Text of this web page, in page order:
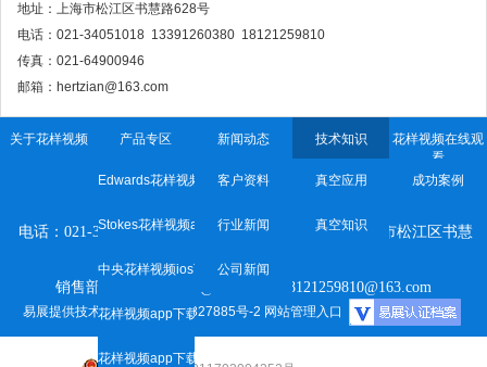
地址：上海市松江区书慧路628号
电话：021-34051018 13391260380 18121259810
传真：021-64900946
邮箱：hertzian@163.com
关于花样视频 产品专区
Edwards花样视频app下载
Stokes花样视频app下载
中央花样视频ios下载
花样视频app下载维修保养
花样视频app下载配件及维修包
新闻动态
客户资料
行业新闻
公司新闻
技术知识
真空应用
真空知识
花样视频在线观
看
成功案例
电话：021-34051018 传真：021-64900946 地址：上海市松江区书慧
路628号
销售部：13391260380@163.com 18121259810@163.com
易展提供技术支持沪ICP备38827885号-2 网站管理入口